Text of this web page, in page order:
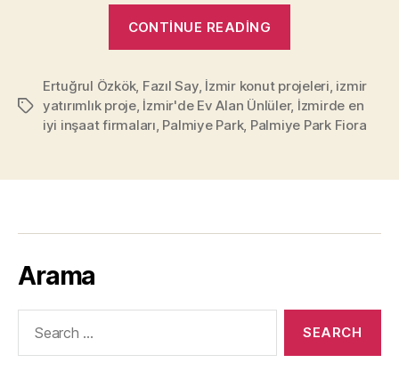
CONTINUE READING
için
35
Neden!”
Tags
Ertuğrul Özkök, Fazıl Say, İzmir konut projeleri, izmir
yatırımlık proje, İzmir'de Ev Alan Ünlüler, İzmirde en
iyi inşaat firmaları, Palmiye Park, Palmiye Park Fiora
Arama